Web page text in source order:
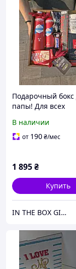
Подарочный бокс
папы! Для всех
Универсальный
отцу!
В наличии
от 190₴/мес
1 895₴
Купить
IN THE BOX GIFT Подарункові бокси до будь-яких свят!